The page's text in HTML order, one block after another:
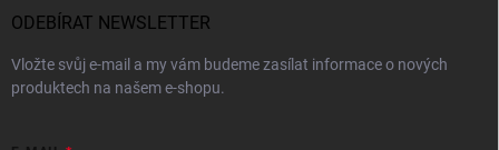
ODEBÍRAT NEWSLETTER
Vložte svůj e-mail a my vám budeme zasílat informace o nových
produktech na našem e-shopu.